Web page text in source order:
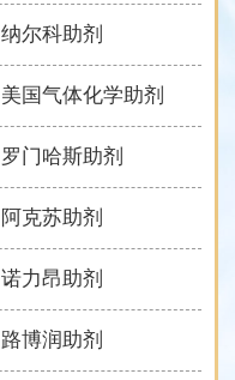
纳尔科助剂
美国气体化学助剂
罗门哈斯助剂
阿克苏助剂
诺力昂助剂
路博润助剂